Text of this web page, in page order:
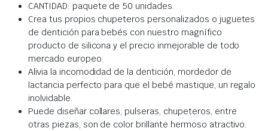
CANTIDAD: paquete de 50 unidades.
Crea tus propios chupeteros personalizados o juguetes
de dentición para bebés con nuestro magnífico
producto de silicona y el precio inmejorable de todo
mercado europeo.
Alivia la incomodidad de la dentición, mordedor de
lactancia perfecto para que el bebé mastique, un regalo
inolvidable.
Puede diseñar collares, pulseras, chupeteros, entre
otras piezas, son de color brillante hermoso atractivo.